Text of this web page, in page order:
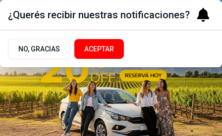
¿Querés recibir nuestras notificaciones?
NO, GRACIAS ACEPTAR